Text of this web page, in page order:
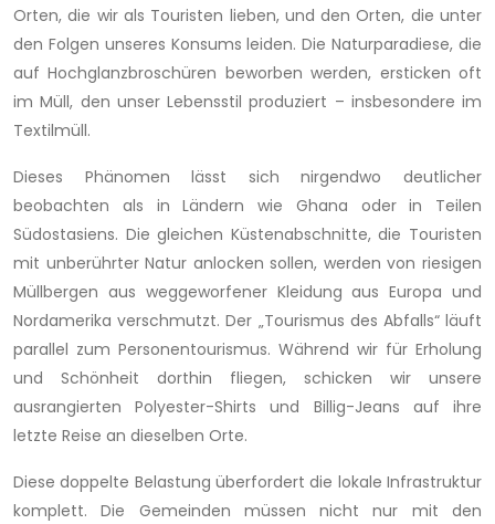
Orten, die wir als Touristen lieben, und den Orten, die unter
den Folgen unseres Konsums leiden. Die Naturparadiese, die
auf Hochglanzbroschüren beworben werden, ersticken oft
im Müll, den unser Lebensstil produziert – insbesondere im
Textilmüll.
Dieses Phänomen lässt sich nirgendwo deutlicher
beobachten als in Ländern wie Ghana oder in Teilen
Südostasiens. Die gleichen Küstenabschnitte, die Touristen
mit unberührter Natur anlocken sollen, werden von riesigen
Müllbergen aus weggeworfener Kleidung aus Europa und
Nordamerika verschmutzt. Der „Tourismus des Abfalls“ läuft
parallel zum Personentourismus. Während wir für Erholung
und Schönheit dorthin fliegen, schicken wir unsere
ausrangierten Polyester-Shirts und Billig-Jeans auf ihre
letzte Reise an dieselben Orte.
Diese doppelte Belastung überfordert die lokale Infrastruktur
komplett. Die Gemeinden müssen nicht nur mit den